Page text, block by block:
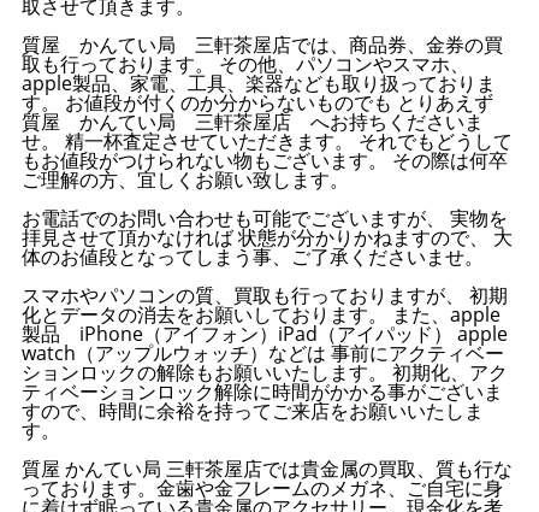
取させて頂きます。
質屋 かんてい局 三軒茶屋店では、商品券、金券の買
取も行っております。 その他、パソコンやスマホ、
apple製品、家電、工具、楽器なども取り扱っておりま
す。 お値段が付くのか分からないものでも とりあえず
質屋 かんてい局 三軒茶屋店 へお持ちくださいま
せ。 精一杯査定させていただきます。 それでもどうして
もお値段がつけられない物もございます。 その際は何卒
ご理解の方、宜しくお願い致します。
お電話でのお問い合わせも可能でございますが、 実物を
拝見させて頂かなければ 状態が分かりかねますので、 大
体のお値段となってしまう事、ご了承くださいませ。
スマホやパソコンの質、買取も行っておりますが、 初期
化とデータの消去をお願いしております。 また、apple
製品 iPhone（アイフォン）iPad（アイパッド） apple
watch（アップルウォッチ）などは 事前にアクティベー
ションロックの解除もお願いいたします。 初期化、アク
ティベーションロック解除に時間がかかる事がございま
すので、時間に余裕を持ってご来店をお願いいたしま
す。
質屋 かんてい局 三軒茶屋店では貴金属の買取、質も行な
っております。金歯や金フレームのメガネ、ご自宅に身